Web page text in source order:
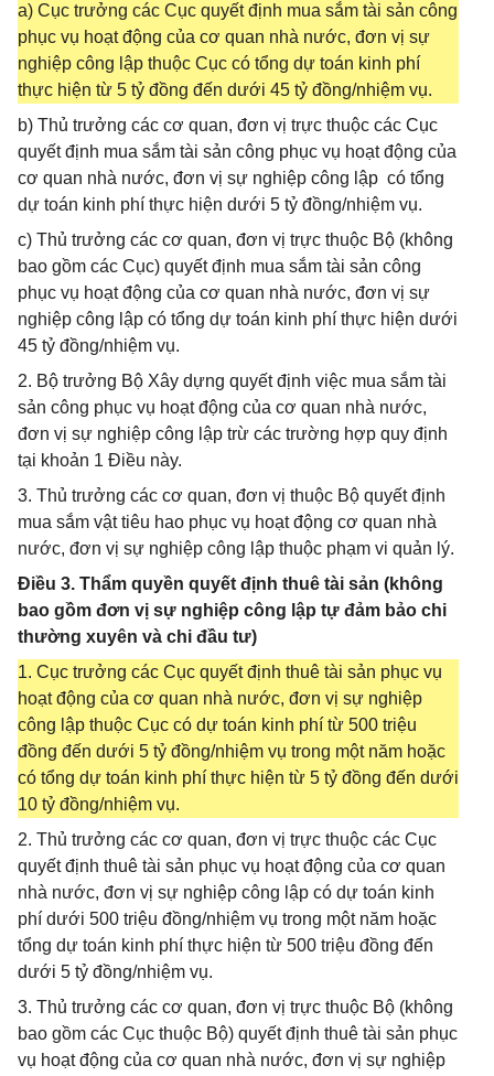
a) Cục trưởng các Cục quyết định mua sắm tài sản công
phục vụ hoạt động của cơ quan nhà nước, đơn vị sự
nghiệp công lập thuộc Cục có tổng dự toán kinh phí
thực hiện từ 5 tỷ đồng đến dưới 45 tỷ đồng/nhiệm vụ.
b) Thủ trưởng các cơ quan, đơn vị trực thuộc các Cục
quyết định mua sắm tài sản công phục vụ hoạt động của
cơ quan nhà nước, đơn vị sự nghiệp công lập có tổng
dự toán kinh phí thực hiện dưới 5 tỷ đồng/nhiệm vụ.
c) Thủ trưởng các cơ quan, đơn vị trực thuộc Bộ (không
bao gồm các Cục) quyết định mua sắm tài sản công
phục vụ hoạt động của cơ quan nhà nước, đơn vị sự
nghiệp công lập có tổng dự toán kinh phí thực hiện dưới
45 tỷ đồng/nhiệm vụ.
2. Bộ trưởng Bộ Xây dựng quyết định việc mua sắm tài
sản công phục vụ hoạt động của cơ quan nhà nước,
đơn vị sự nghiệp công lập trừ các trường hợp quy định
tại khoản 1 Điều này.
3. Thủ trưởng các cơ quan, đơn vị thuộc Bộ quyết định
mua sắm vật tiêu hao phục vụ hoạt động cơ quan nhà
nước, đơn vị sự nghiệp công lập thuộc phạm vi quản lý.
Điều 3. Thẩm quyền quyết định thuê tài sản (không
bao gồm đơn vị sự nghiệp công lập tự đảm bảo chi
thường xuyên và chi đầu tư)
1. Cục trưởng các Cục quyết định thuê tài sản phục vụ
hoạt động của cơ quan nhà nước, đơn vị sự nghiệp
công lập thuộc Cục có dự toán kinh phí từ 500 triệu
đồng đến dưới 5 tỷ đồng/nhiệm vụ trong một năm hoặc
có tổng dự toán kinh phí thực hiện từ 5 tỷ đồng đến dưới
10 tỷ đồng/nhiệm vụ.
2. Thủ trưởng các cơ quan, đơn vị trực thuộc các Cục
quyết định thuê tài sản phục vụ hoạt động của cơ quan
nhà nước, đơn vị sự nghiệp công lập có dự toán kinh
phí dưới 500 triệu đồng/nhiệm vụ trong một năm hoặc
tổng dự toán kinh phí thực hiện từ 500 triệu đồng đến
dưới 5 tỷ đồng/nhiệm vụ.
3. Thủ trưởng các cơ quan, đơn vị trực thuộc Bộ (không
bao gồm các Cục thuộc Bộ) quyết định thuê tài sản phục
vụ hoạt động của cơ quan nhà nước, đơn vị sự nghiệp